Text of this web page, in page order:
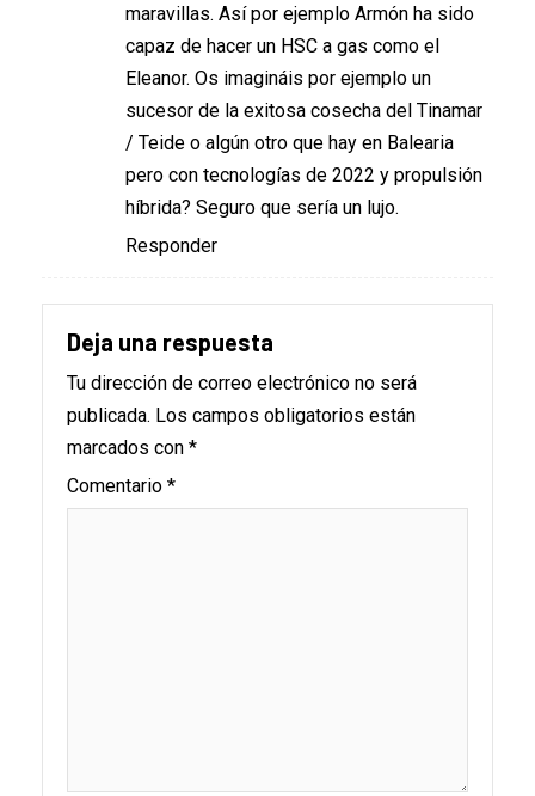
maravillas. Así por ejemplo Armón ha sido
capaz de hacer un HSC a gas como el
Eleanor. Os imagináis por ejemplo un
sucesor de la exitosa cosecha del Tinamar
/ Teide o algún otro que hay en Balearia
pero con tecnologías de 2022 y propulsión
híbrida? Seguro que sería un lujo.
Responder
Deja una respuesta
Tu dirección de correo electrónico no será
publicada. Los campos obligatorios están
marcados con *
Comentario *